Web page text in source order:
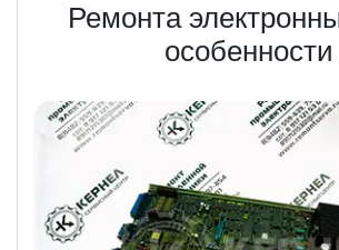
Ремонта
особенности